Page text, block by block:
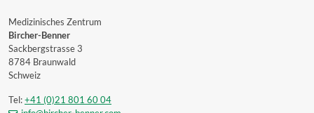
Medizinisches Zentrum
Bircher-Benner
Sackbergstrasse 3
8784 Braunwald
Schweiz
Tel:+41 (0)21 801 60 04